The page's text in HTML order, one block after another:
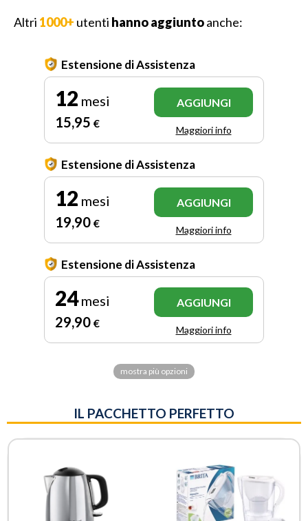
Altri 1000+ utenti hanno aggiuntoanche:
Estensione di Assistenza
12 mesi
15,95 €
AGGIUNGI
Maggiori info
Estensione di Assistenza
12 mesi
19,90 €
AGGIUNGI
Maggiori info
Estensione di Assistenza
24mesi
29,90 €
AGGIUNGI
Maggiori info
mostra più opzioni
IL PACCHETTO PERFETTO